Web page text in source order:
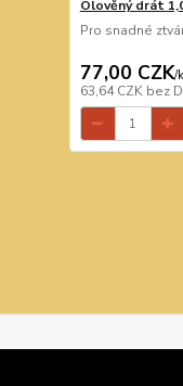
Olověný drát
Pro snadné
77,00 CZK/
63,64 CZK bez